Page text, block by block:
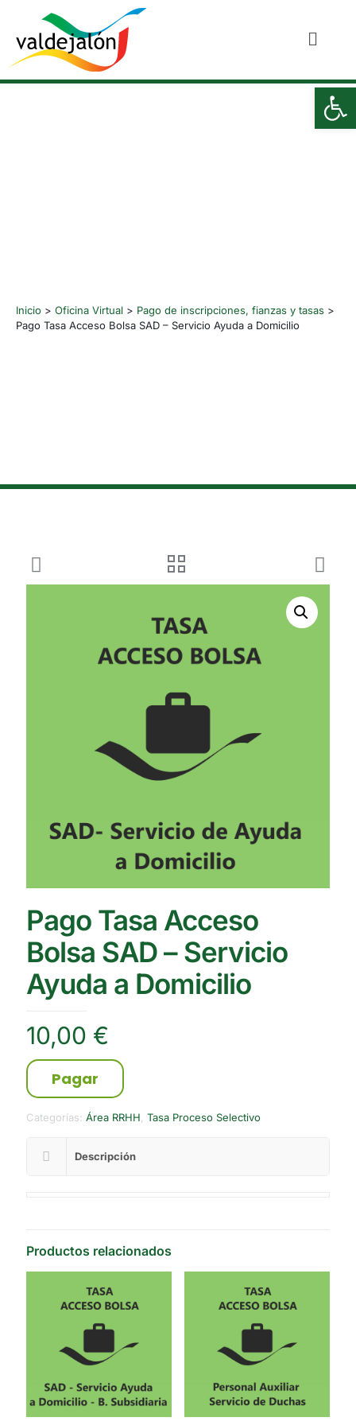
Inicio > Oficina Virtual > Pago de inscripciones, fianzas y tasas >
Pago Tasa Acceso Bolsa SAD – Servicio Ayuda a Domicilio
Pago Tasa Acceso
Bolsa SAD – Servicio
Ayuda a Domicilio
10,00 €
Pagar
Categorías: Área RRHH Tasa Proceso Selectivo
Descripción
Productos relacionados